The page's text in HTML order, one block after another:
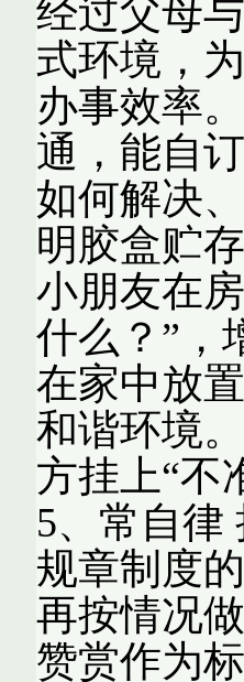
经过父母
式环境，
办事效率
通，能自
如何解决
明胶盒贮
小朋友在
什么？”，
在家中放
和谐环境
方挂上“不
5、常自律
规章制度
再按情况
赞赏作为